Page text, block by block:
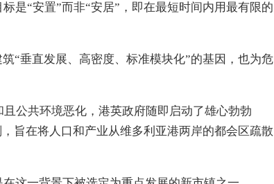
“安置”而非“安居”，即在最短时间内用最有限的
垂直发展、高密度、标准模块化”的基因，也为危
共环境恶化，港英政府随即启动了雄心勃勃
旨在将人口和产业从维多利亚港两岸的都会区疏散